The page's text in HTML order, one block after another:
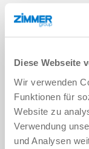
Diese Webseite
Wir verwenden
Funktionen für
Website zu
Verwendung
und Analysen